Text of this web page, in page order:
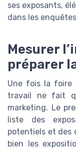
ses exposants,
dans les
Mesurer
préparer
Une fois la foire
travail ne fait
marketing. Le
liste des
potentiels et des
bien les